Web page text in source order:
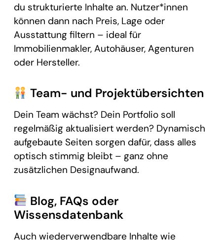
du strukturierte Inhalte an. Nutzer*innen
können dann nach Preis, Lage oder
Ausstattung filtern – ideal für
Immobilienmakler, Autohäuser, Agenturen
oder Hersteller.
Team- und Projektübersichten
Dein Team wächst? Dein Portfolio soll
regelmäßig aktualisiert werden? Dynamisch
aufgebaute Seiten sorgen dafür, dass alles
optisch stimmig bleibt – ganz ohne
zusätzlichen Designaufwand.
Blog, FAQs oder
Wissensdatenbank
Auch wiederverwendbare Inhalte wie